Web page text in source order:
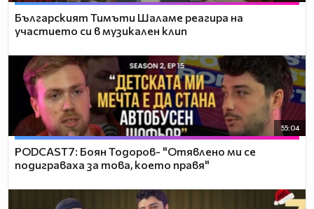
Българският Тимъти Шаламе реагира на
участието си в музикален клип
55:04
PODCAST7: ‪Боян Тодоров- "Отявлено ми се
подиграваха за това, което правя"